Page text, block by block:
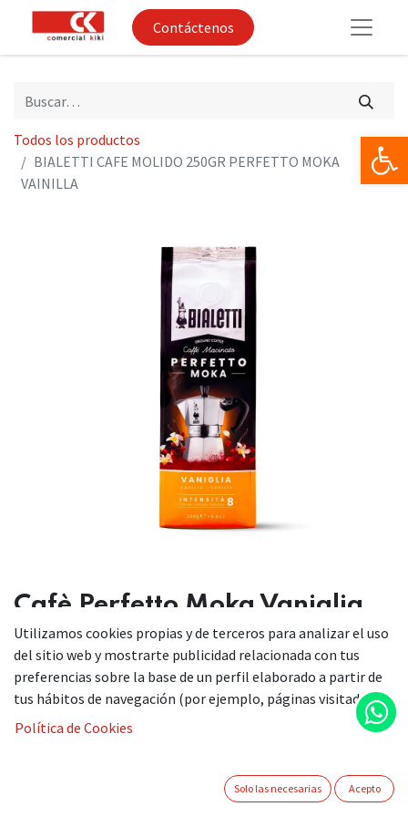
Contáctenos
Todos los productos
BIALETTI CAFE MOLIDO 250GR PERFETTO MOKA
VAINILLA
Cafè Perfetto Moka Vaniglia
El café molido Perfetto Moka Vaniglia es el café perfecto
para tu cafetera Moka.
Su estructura delicada se ve realzada por un sabor dulce y
logrando una combinación perfecta de tueste, molido y
sabor. El café Perfetto Moka Vaniglia añade las mejores
Utilizamos cookies propias y de terceros para analizar el uso
del sitio web y mostrarte publicidad relacionada con tus
preferencias sobre la base de un perfil elaborado a partir de
tus hábitos de navegación (por ejemplo, páginas visitadas).
Política de Cookies
Solo las necesarias Acepto